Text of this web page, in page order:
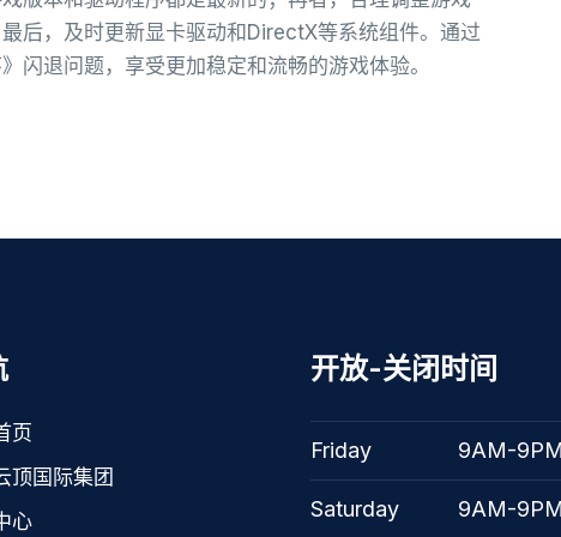
后，及时更新显卡驱动和DirectX等系统组件。通过
闪退问题，享受更加稳定和流畅的游戏体验。
页
顶国际集团
心
开放-关闭时间
Friday 9AM-
Saturday 9AM-